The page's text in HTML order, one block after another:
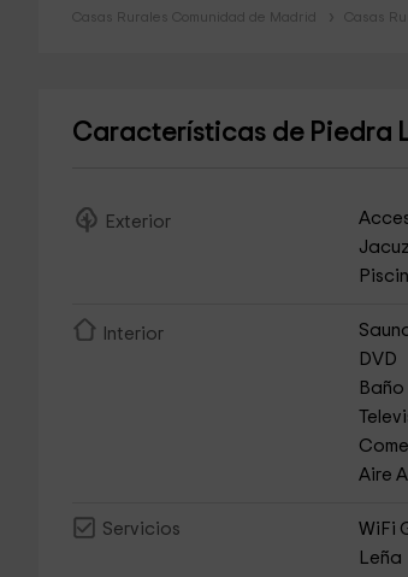
Casas Rurales Comunidad de Madrid Casas
Características de Piedra
Exterior
Interior
DVD
Aire
Servicios WiFi
Leña